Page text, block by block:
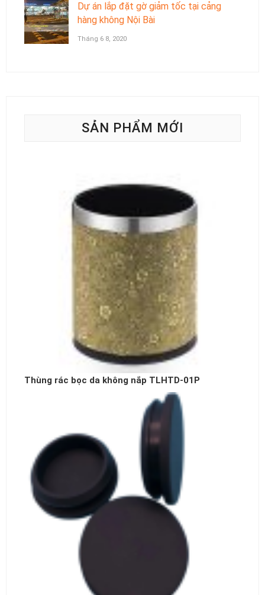
Dự án lắp đặt gờ giảm tốc tại cảng
hàng không Nội Bài
Tháng 6 8, 2020
SẢN PHẨM MỚI
Thùng rác bọc da không nắp TLHTD-01P